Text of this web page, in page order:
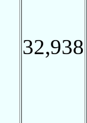
32,938